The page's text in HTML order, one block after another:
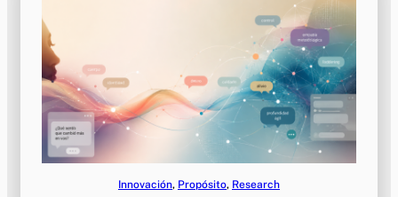
Innovación, Propósito, Research